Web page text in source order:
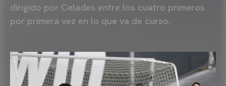
dirigido por Celades entre los cuatro primeros
por primera vez en lo que va de curso.